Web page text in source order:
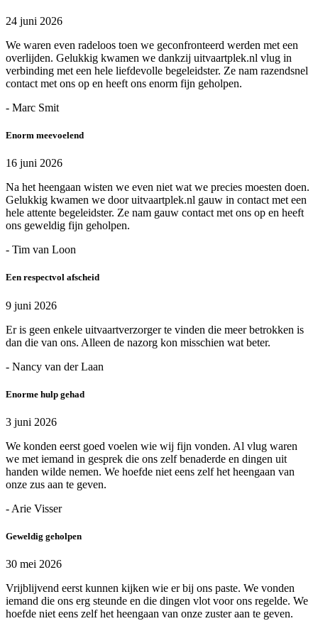
24 juni 2026
We waren even radeloos toen we geconfronteerd werden met een
overlijden. Gelukkig kwamen we dankzij uitvaartplek.nl vlug in
verbinding met een hele liefdevolle begeleidster. Ze nam razendsnel
contact met ons op en heeft ons enorm fijn geholpen.
- Marc Smit
Enorm meevoelend
16 juni 2026
Na het heengaan wisten we even niet wat we precies moesten doen.
Gelukkig kwamen we door uitvaartplek.nl gauw in contact met een
hele attente begeleidster. Ze nam gauw contact met ons op en heeft
ons geweldig fijn geholpen.
- Tim van Loon
Een respectvol afscheid
9 juni 2026
Er is geen enkele uitvaartverzorger te vinden die meer betrokken is
dan die van ons. Alleen de nazorg kon misschien wat beter.
- Nancy van der Laan
Enorme hulp gehad
3 juni 2026
We konden eerst goed voelen wie wij fijn vonden. Al vlug waren
we met iemand in gesprek die ons zelf benaderde en dingen uit
handen wilde nemen. We hoefde niet eens zelf het heengaan van
onze zus aan te geven.
- Arie Visser
Geweldig geholpen
30 mei 2026
Vrijblijvend eerst kunnen kijken wie er bij ons paste. We vonden
iemand die ons erg steunde en die dingen vlot voor ons regelde. We
hoefde niet eens zelf het heengaan van onze zuster aan te geven.